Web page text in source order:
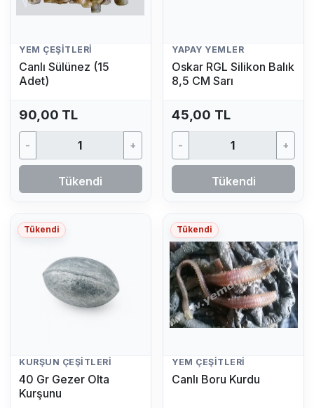
YEM ÇEŞITLERI
Canlı Sülünez (15
Adet)
90,00 TL
- +
Tükendi
YAPAY YEMLER
Oskar RGL Silikon Balık
8,5 CM Sarı
45,00 TL
- +
Tükendi
Tükendi
KURŞUN ÇEŞITLERI
40 Gr Gezer Olta
Kurşunu
Tükendi
YEM ÇEŞITLERI
Canlı Boru Kurdu